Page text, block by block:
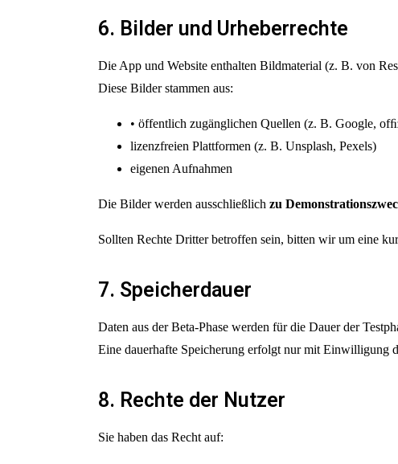
6. Bilder und Urheberrechte
Die App und Website enthalten Bildmaterial (z. B. von
Diese Bilder stammen aus:
• öffentlich zugänglichen Quellen (z. B. Google,
lizenzfreien Plattformen (z. B. Unsplash, Pexels)
eigenen Aufnahmen
Die Bilder werden ausschließlich zu
Sollten Rechte Dritter betroffen sein, bitten wir um eine
7. Speicherdauer
Daten aus der Beta-Phase werden für die Dauer der
Eine dauerhafte Speicherung erfolgt nur mit Einwilligung
8. Rechte der Nutzer
Sie haben das Recht auf: